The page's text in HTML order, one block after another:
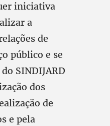
iniciativa
a
de
público e se
SINDIJARD
dos
de
e pela